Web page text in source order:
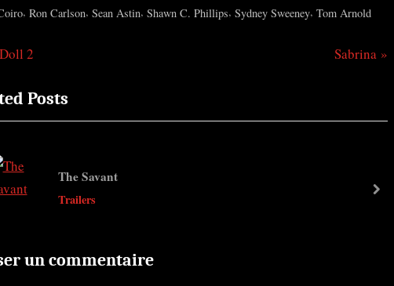
, Ron Carlson, Sean Astin, Shawn C. Phillips, Sydney Sweeney, Tom Arnold
2
N
t
Sabrina
Posts
The Savant
Trailers next
un commentaire